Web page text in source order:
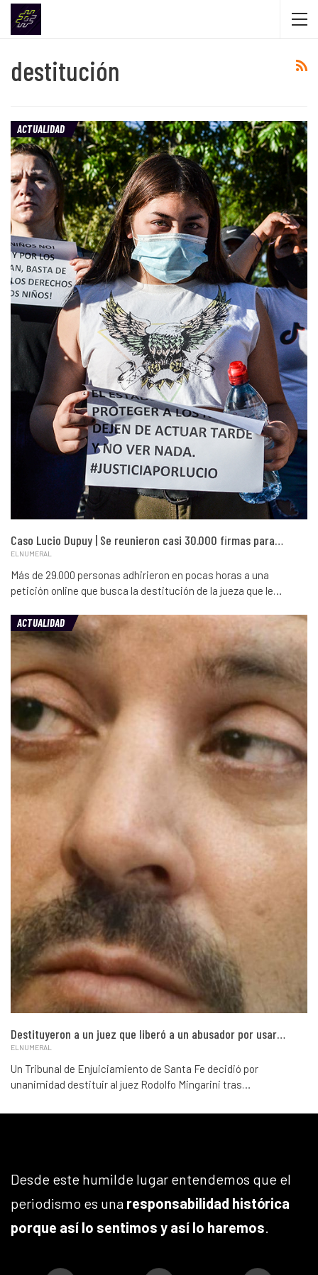
destitución
ACTUALIDAD
Caso Lucio Dupuy | Se reunieron casi 30.000 firmas para…
ELNUMERAL
Más de 29.000 personas adhirieron en pocas horas a una
petición online que busca la destitución de la jueza que le…
ACTUALIDAD
Destituyeron a un juez que liberó a un abusador por usar…
ELNUMERAL
Un Tribunal de Enjuiciamiento de Santa Fe decidió por
unanimidad destituir al juez Rodolfo Mingarini tras…
Desde este humilde lugar entendemos que el
periodismo es una responsabilidad histórica
porque así lo sentimos y así lo haremos.